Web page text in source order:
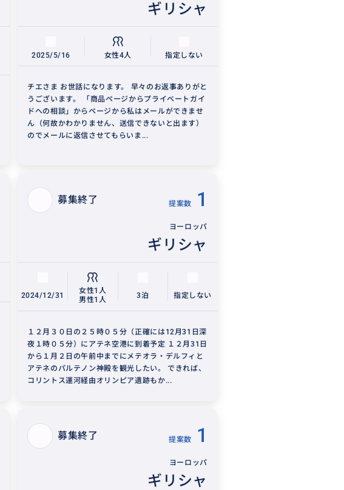
ギリシャ
2025/5/16 女性4人 指定しない
チエさま お世話になります。 早々のお返事ありがと
うございます。 「商品ページからプライベートガイ
ドへの相談」からページから私はメールができませ
ん（何故かわかりません、送信できないと出ます）
のでメールに返信させてもらいま...
募集終了 提案数 1
ヨーロッパ
ギリシャ
2024/12/31
女性1人
男性1人
3泊 指定しない
１２月３０日の２５時０５分（正確には12月31日深
夜１時０５分）にアテネ空港に到着予定 １２月31日
から１月２日の午前中までにメテオラ・デルフィと
アテネのパルテノン神殿を観光したい。 できれば、
コリントス運河経由オリンピア遺跡もか...
募集終了 提案数 1
ヨーロッパ
ギリシャ